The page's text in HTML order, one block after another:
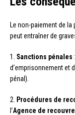
Le non-paiement de
peut entraîner de
1. Sanctions pénales
d’emprisonnement et
pénal).
2. Procédures de
l’Agence de